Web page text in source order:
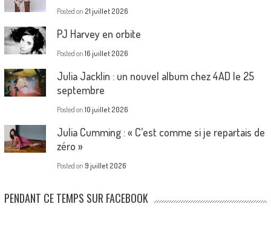
Posted on 21 juillet 2026
PJ Harvey en orbite
Posted on 16 juillet 2026
Julia Jacklin : un nouvel album chez 4AD le 25
septembre
Posted on 10 juillet 2026
Julia Cumming : « C’est comme si je repartais de
zéro »
Posted on 9 juillet 2026
PENDANT CE TEMPS SUR FACEBOOK